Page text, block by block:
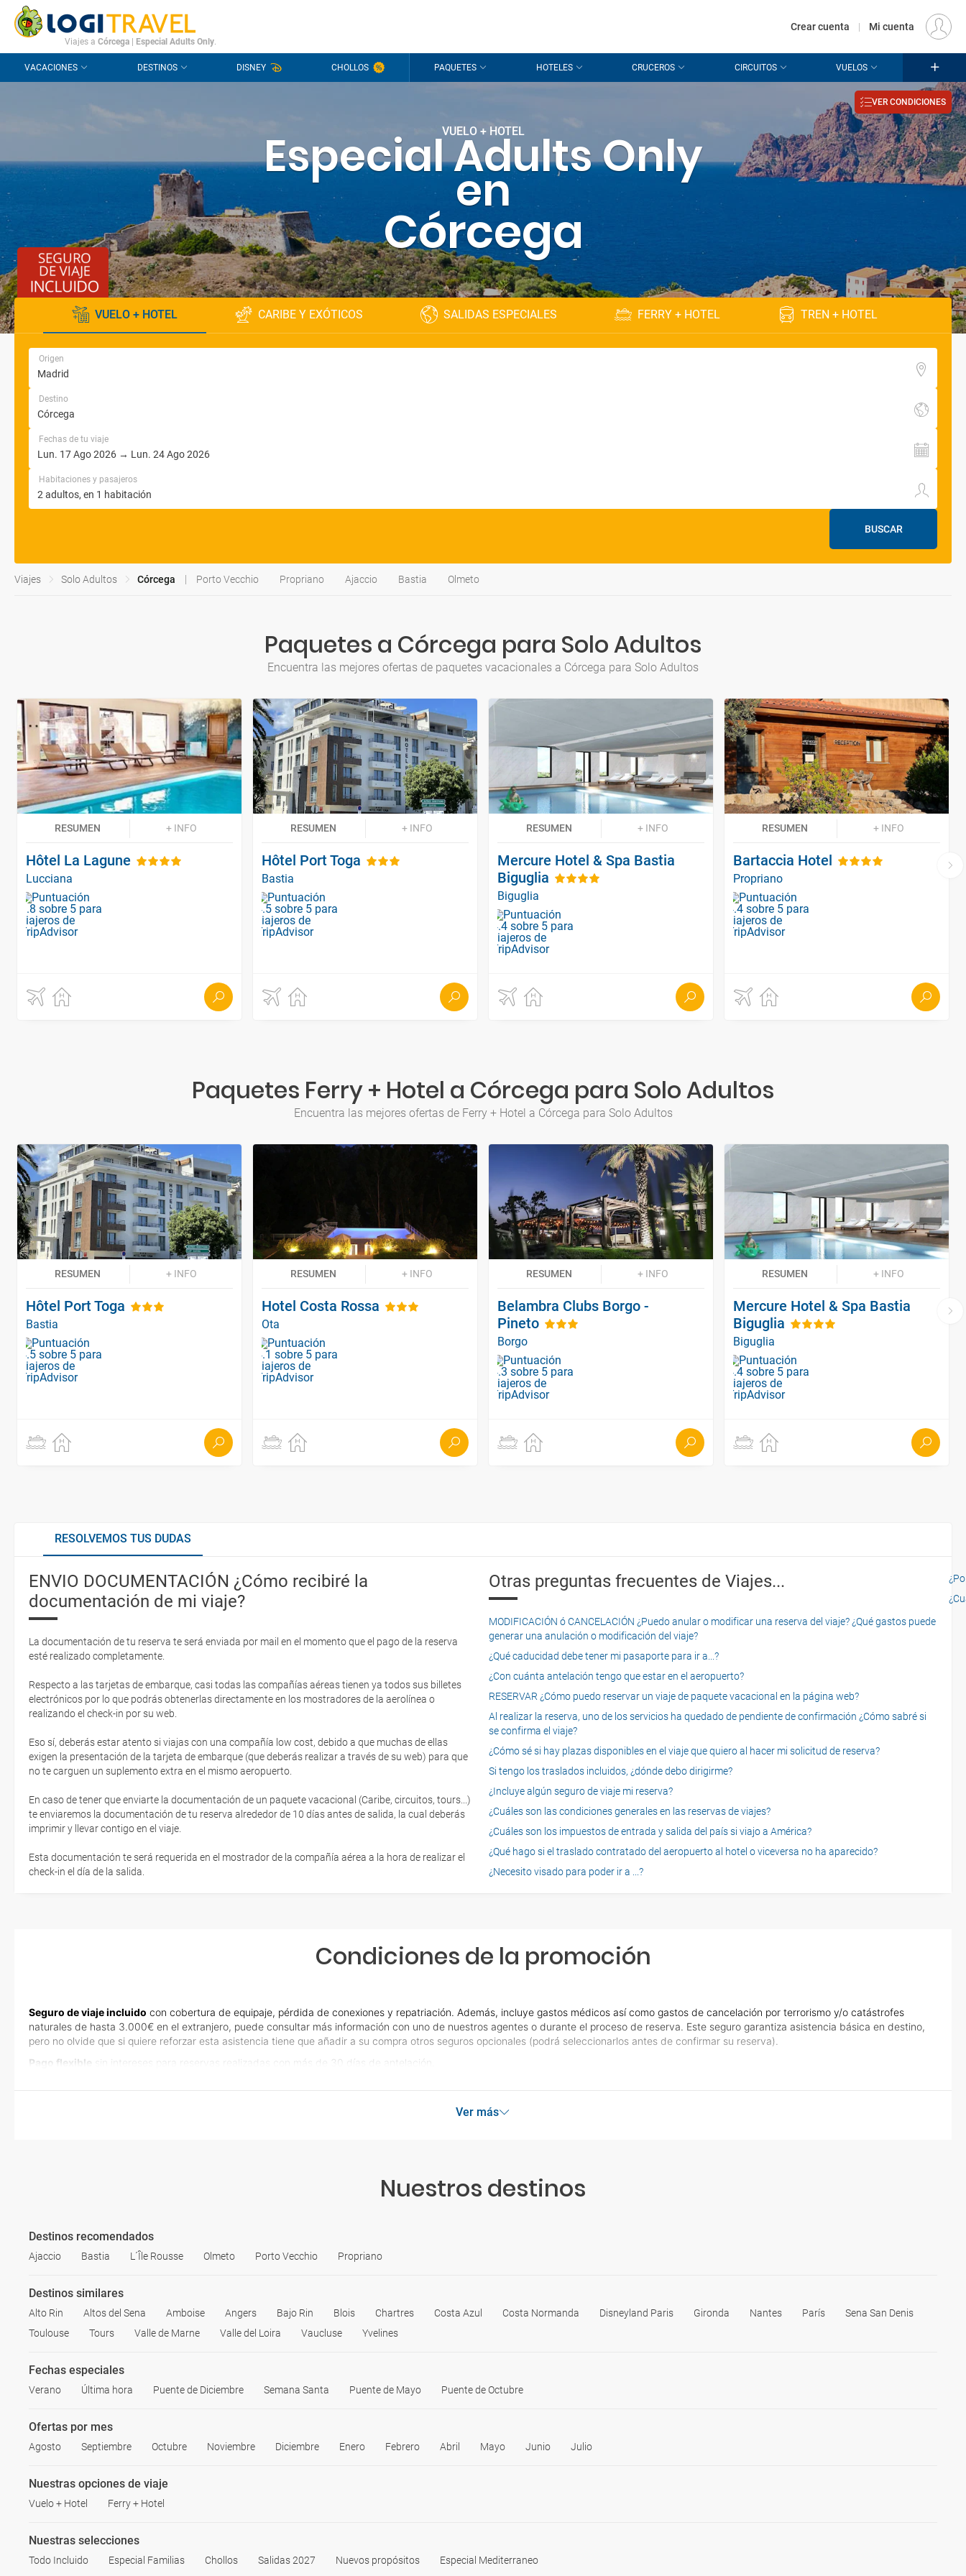
CONTACTO PREGUNTAS FRECUENTES EUR
Viajes a Córcega Especial Adults Only.
Crear cuenta | Mi cuenta
VACACIONES DESTINOS DISNEY CHOLLOS PAQUETES HOTELES CRUCEROS CIRCUITOS VUELOS
VUELO + HOTEL
Especial Adults Only
en
Córcega
VER CONDICIONES
VUELO + HOTEL CARIBE Y EXÓTICOS SALIDAS ESPECIALES FERRY + HOTEL TREN + HOTEL
Origen
Destino
Fechas de tu viaje
Habitaciones y pasajeros
BUSCAR
Viajes Solo Adultos Córcega Porto Vecchio Propriano Ajaccio Bastia Olmeto
Paquetes a Córcega para Solo Adultos
Encuentra las mejores ofertas de paquetes vacacionales a Córcega para Solo Adultos
RESUMEN + INFO
Hôtel La Lagune
Lucciana
RESUMEN + INFO
Hôtel Port Toga
Bastia
RESUMEN + INFO
Mercure Hotel & Spa Bastia
Biguglia
Biguglia
RESUMEN + INFO
Bartaccia Hotel
Propriano
Paquetes Ferry + Hotel a Córcega para Solo Adultos
Encuentra las mejores ofertas de Ferry + Hotel a Córcega para Solo Adultos
RESUMEN + INFO
Hôtel Port Toga
Bastia
RESUMEN + INFO
Hotel Costa Rossa
Ota
RESUMEN + INFO
Belambra Clubs Borgo -
Pineto
Borgo
RESUMEN + INFO
Mercure Hotel & Spa Bastia
Biguglia
Biguglia
RESOLVEMOS TUS DUDAS
ENVIO DOCUMENTACIÓN ¿Cómo recibiré la
documentación de mi viaje?
La documentación de tu reserva te será enviada por mail en el momento que el pago de la reserva
esté realizado completamente.
Respecto a las tarjetas de embarque, casi todas las compañías aéreas tienen ya todos sus billetes
electrónicos por lo que podrás obtenerlas directamente en los mostradores de la aerolínea o
realizando el check-in por su web.
Eso sí, deberás estar atento si viajas con una compañía low cost, debido a que muchas de ellas
exigen la presentación de la tarjeta de embarque (que deberás realizar a través de su web) para que
no te carguen un suplemento extra en el mismo aeropuerto.
En caso de tener que enviarte la documentación de un paquete vacacional (Caribe, circuitos, tours...)
te enviaremos la documentación de tu reserva alrededor de 10 días antes de salida, la cual deberás
imprimir y llevar contigo en el viaje.
Esta documentación te será requerida en el mostrador de la compañía aérea a la hora de realizar el
check-in el día de la salida.
Otras preguntas frecuentes de Viajes...
MODIFICACIÓN ó CANCELACIÓN ¿Puedo anular o modificar una reserva del viaje? ¿Qué gastos puede
generar una anulación o modificación del viaje?
¿Qué caducidad debe tener mi pasaporte para ir a...?
¿Con cuánta antelación tengo que estar en el aeropuerto?
RESERVAR ¿Cómo puedo reservar un viaje de paquete vacacional en la página web?
Al realizar la reserva, uno de los servicios ha quedado de pendiente de confirmación ¿Cómo sabré si
se confirma el viaje?
¿Cómo sé si hay plazas disponibles en el viaje que quiero al hacer mi solicitud de reserva?
Si tengo los traslados incluidos, ¿dónde debo dirigirme?
¿Incluye algún seguro de viaje mi reserva?
¿Cuáles son las condiciones generales en las reservas de viajes?
¿Cuáles son los impuestos de entrada y salida del país si viajo a América?
¿Qué hago si el traslado contratado del aeropuerto al hotel o viceversa no ha aparecido?
¿Necesito visado para poder ir a ...?
Condiciones de la promoción
Seguro de viaje incluido con cobertura de equipaje, pérdida de conexiones y repatriación. Además, incluye gastos médicos así como gastos de cancelación por terrorismo y/o catástrofes
naturales de hasta 3.000€ en el extranjero, puede consultar más información con uno de nuestros agentes o durante el proceso de reserva. Este seguro garantiza asistencia básica en destino,
pero no olvide que si quiere reforzar esta asistencia tiene que añadir a su compra otros seguros opcionales (podrá seleccionarlos antes de confirmar su reserva).
Pago flexible
sin intereses para reservas realizadas con más de 30 días de antelación.
Ver más
Nuestros destinos
Destinos recomendados
Ajaccio Bastia L´Île Rousse Olmeto Porto Vecchio Propriano
Destinos similares
Alto Rin Altos del Sena Amboise Angers Bajo Rin Blois Chartres Costa Azul Costa Normanda Disneyland Paris Gironda Nantes París
Sena San Denis
Toulouse
Tours Valle de Marne Valle del Loira Vaucluse Yvelines
Fechas especiales
Verano Última hora Puente de Diciembre Semana Santa Puente de Mayo Puente de Octubre
Ofertas por mes
Agosto Septiembre Octubre Noviembre Diciembre Enero Febrero Abril Mayo Junio Julio
Nuestras opciones de viaje
Vuelo + Hotel Ferry + Hotel
Nuestras selecciones
Todo Incluido Especial Familias Chollos Salidas 2027 Nuevos propósitos Especial Mediterraneo